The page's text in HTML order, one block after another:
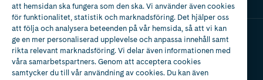
Apotek med tillstånd
av Läkemedelsverket
att hemsidan ska fungera som den ska. Vi använder även cookies
för funktionalitet, statistik och marknadsföring. Det hjälper oss
att följa och analysera beteenden på vår hemsida, så att vi kan
ge en mer personaliserad upplevelse och anpassa innehåll samt
rikta relevant marknadsföring. Vi delar även informationen med
våra samarbetspartners. Genom att acceptera cookies
samtycker du till vår användning av cookies. Du kan även